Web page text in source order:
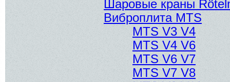
Шаровые краны
Виброплита MTS
MTS V3 V4
MTS V4 V6
MTS V6 V7
MTS V7 V8